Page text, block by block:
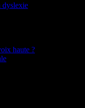
dyslexie
haute ?